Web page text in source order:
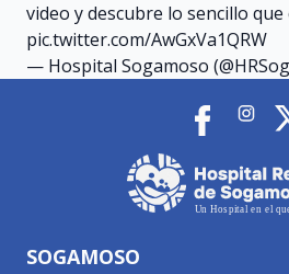
video y descubre lo sencillo que
pic.twitter.com/AwGxVa1QRW
— Hospital Sogamoso
SOGAMOSO